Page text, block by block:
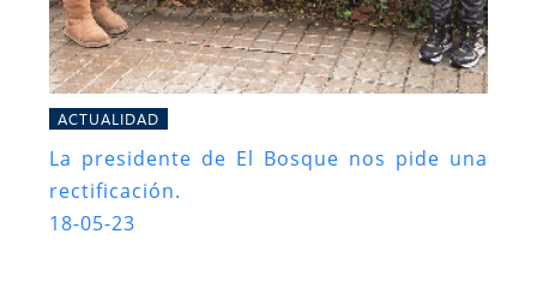
ACTUALIDAD
La presidente de El Bosque nos pide una
rectificación.
18-05-23